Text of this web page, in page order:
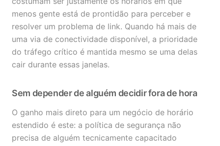
menos gente está de prontidão para perceber e
resolver um problema de link. Quando há mais de
uma via de conectividade disponível, a prioridade
do tráfego crítico é mantida mesmo se uma delas
cair durante essas janelas.
Sem depender de alguém decidir fora de hora
O ganho mais direto para um negócio de horário
estendido é este: a política de segurança não
precisa de alguém tecnicamente capacitado